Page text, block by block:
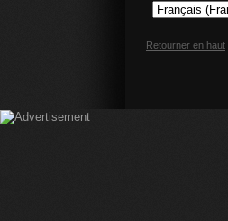
Retourner en haut